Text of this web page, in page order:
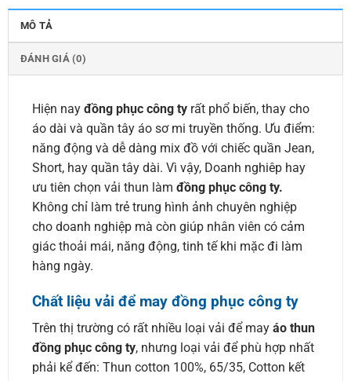
MÔ TẢ
ĐÁNH GIÁ (0)
Hiện nay đồng phục công tyrất phổ biến, thay cho
áo dài và quần tây áo sơ mi truyền thống. Ưu điểm:
năng động và dễ dàng mix đồ với chiếc quần Jean,
Short, hay quần tây dài. Vì vậy, Doanh nghiêp hay
ưu tiên chọn vải thun làm đồng phục công ty.
Không chỉ làm trẻ trung hình ảnh chuyên nghiệp
cho doanh nghiệp mà còn giúp nhân viên có cảm
giác thoải mái, năng động, tinh tế khi mặc đi làm
hàng ngày.
Chất liệu vải để may đồng phục công ty
Trên thị trường có rất nhiều loại vải để may áo thun
đồng phục công ty, nhưng loại vải để phù hợp nhất
phải kể đến: Thun cotton 100%, 65/35, Cotton kết